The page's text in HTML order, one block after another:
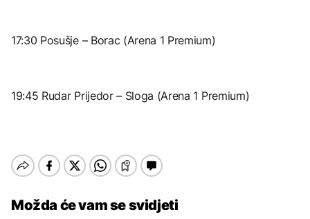
17:30 Posušje – Borac (Arena 1 Premium)
19:45 Rudar Prijedor – Sloga (Arena 1 Premium)
Možda će vam se svidjeti